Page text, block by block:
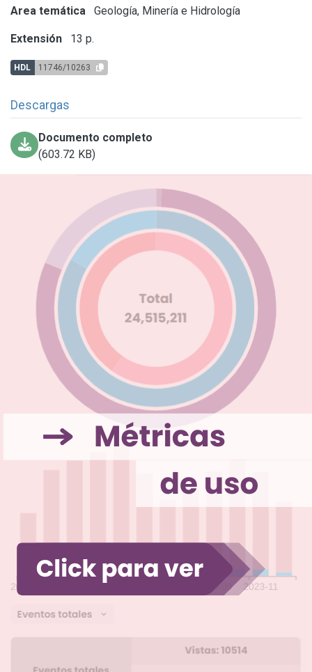
Area temática Geología, Minería e Hidrología
Extensión 13 p.
HDL 11746/10263
Descargas
Documento completo
(603.72 KB)